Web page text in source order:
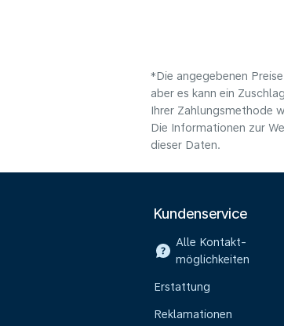
*Die angegebenen
aber es kann ein
Ihrer Zahlungsmethode
Die Informationen zur
dieser Daten.
Kundenservice
Alle Kontakt-
möglichkeiten
Erstattung
Reklamationen